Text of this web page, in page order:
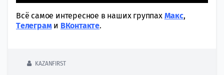
Всё самое интересное в наших группах Макс,
Tелеграми ВКонтакте.
KAZANFIRST